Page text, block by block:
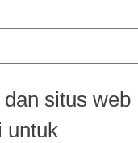
situs web
untuk